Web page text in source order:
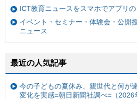
ICT教育ニュースをスマホでアプリ
イベント・セミナー・体験会・公開
ニュース
最近の人気記事
今の子どもの夏休み、親世代と何が
変化を実感=朝日新聞社調べ=（2026